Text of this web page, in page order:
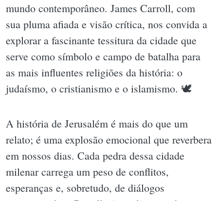
mundo contemporâneo. James Carroll, com
sua pluma afiada e visão crítica, nos convida a
explorar a fascinante tessitura da cidade que
serve como símbolo e campo de batalha para
as mais influentes religiões da história: o
judaísmo, o cristianismo e o islamismo. 🕊
A história de Jerusalém é mais do que um
relato; é uma explosão emocional que reverbera
em nossos dias. Cada pedra dessa cidade
milenar carrega um peso de conflitos,
esperanças e, sobretudo, de diálogos